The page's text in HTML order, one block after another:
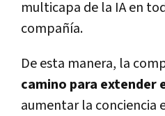
multicapa de la IA en
compañía.
De esta manera, la
camino para extender
aumentar la conciencia